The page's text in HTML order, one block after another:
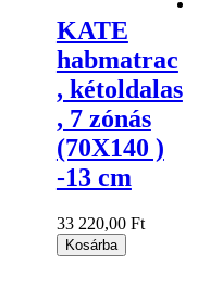
KATE
habmatrac
, kétoldalas
, 7 zónás
(70X140 )
-13 cm
33 220,00 Ft
Kosárba